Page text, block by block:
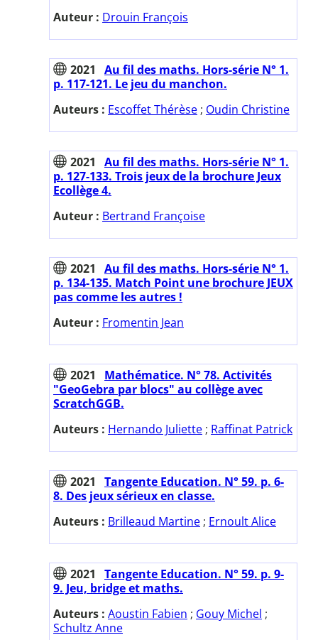
Auteur : Drouin François
2021
Au fil des maths. Hors-série N° 1.
p. 117-121. Le jeu du manchon.
Auteurs : Escoffet Thérèse ; Oudin Christine
2021
Au fil des maths. Hors-série N° 1.
p. 127-133. Trois jeux de la brochure Jeux
Ecollège 4.
Auteur : Bertrand Françoise
2021
Au fil des maths. Hors-série N° 1.
p. 134-135. Match Point une brochure JEUX
pas comme les autres !
Auteur : Fromentin Jean
2021
Mathématice. N° 78. Activités
"GeoGebra par blocs" au collège avec
ScratchGGB.
Auteurs : Hernando Juliette ; Raffinat Patrick
2021
Tangente Education. N° 59. p. 6-
8. Des jeux sérieux en classe.
Auteurs : Brilleaud Martine ; Ernoult Alice
2021
Tangente Education. N° 59. p. 9-
9. Jeu, bridge et maths.
Auteurs : Aoustin Fabien ; Gouy Michel ;
Schultz Anne